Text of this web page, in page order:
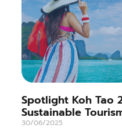
Spotlight Koh Tao
Sustainable
30/06/2025